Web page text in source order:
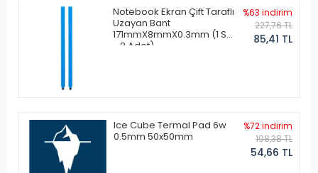
Notebook Ekran Çift Taraflı
Uzayan Bant
171mmX8mmX0.3mm (1 Set
- 2 Adet)
%63 indirim
227,76 TL
85,41 TL
Ice Cube Termal Pad 6w
0.5mm 50x50mm
%72 indirim
198,38 TL
54,66 TL